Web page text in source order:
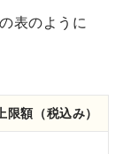
表のように
限額（税込み）